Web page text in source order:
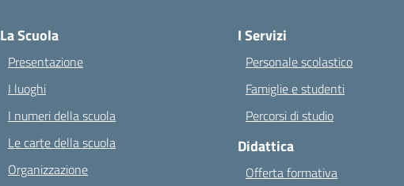
La Scuola
Presentazione
I luoghi
I numeri della scuola
Le carte della scuola
Organizzazione
I Servizi
Personale scolastico
Famiglie e studenti
Percorsi di studio
Didattica
Offerta formativa